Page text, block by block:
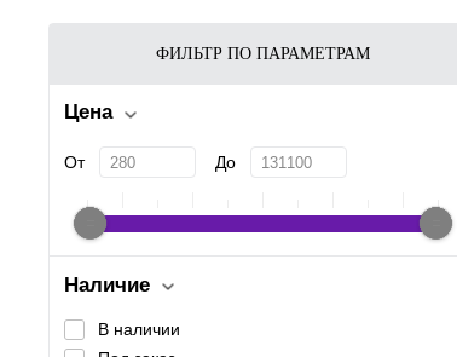
ФИЛЬТР ПО ПАРАМЕТРАМ
Цена
От До
Наличие
В наличии